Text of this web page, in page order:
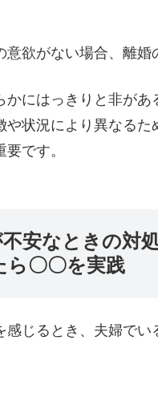
欲がない場合、離婚
にはっきりと非が
状況により異なる
です。
安なときの対
〇〇を実践
じるとき、夫婦で